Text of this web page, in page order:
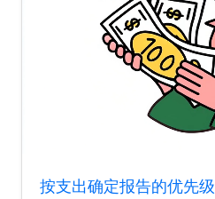
按支出确定报告的优先级